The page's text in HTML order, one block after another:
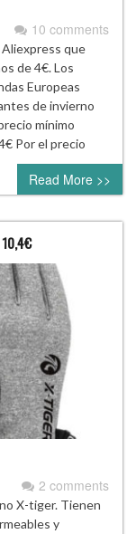
10 comments
que
de 4€. Los
Europeas
de invierno
mínimo
Por el precio
Read More >>
2 comments
X-tiger. Tienen
y